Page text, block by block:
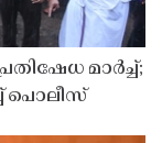
മാർച്ച്;
പൊലീസ്